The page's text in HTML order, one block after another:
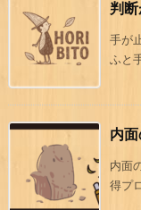
判
手が
ふと
内
内面
得プ